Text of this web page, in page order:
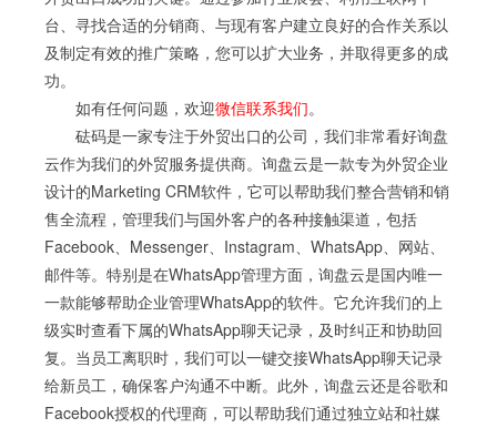
台、寻找合适的分销商、与现有客户建立良好的合作关系以
及制定有效的推广策略，您可以扩大业务，并取得更多的成
功。
如有任何问题，欢迎微信联系我们。
砝码是一家专注于外贸出口的公司，我们非常看好询盘
云作为我们的外贸服务提供商。询盘云是一款专为外贸企业
设计的Marketing CRM软件，它可以帮助我们整合营销和销
售全流程，管理我们与国外客户的各种接触渠道，包括
Facebook、Messenger、Instagram、WhatsApp、网站、
邮件等。特别是在WhatsApp管理方面，询盘云是国内唯一
一款能够帮助企业管理WhatsApp的软件。它允许我们的上
级实时查看下属的WhatsApp聊天记录，及时纠正和协助回
复。当员工离职时，我们可以一键交接WhatsApp聊天记录
给新员工，确保客户沟通不中断。此外，询盘云还是谷歌和
Facebook授权的代理商，可以帮助我们通过独立站和社媒